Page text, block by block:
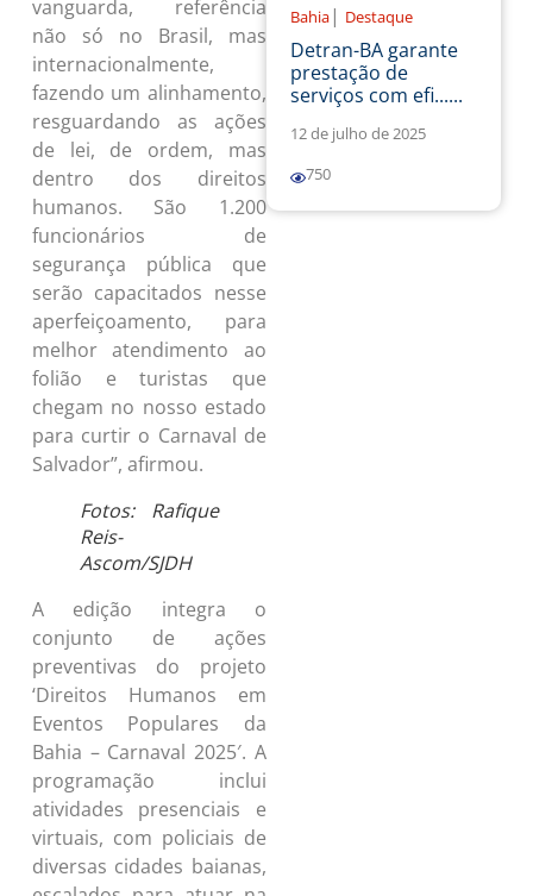
vanguarda, referência
não só no Brasil, mas
internacionalmente,
fazendo um alinhamento,
resguardando as ações
de lei, de ordem, mas
dentro dos direitos
humanos. São 1.200
funcionários de
segurança pública que
serão capacitados nesse
aperfeiçoamento, para
melhor atendimento ao
folião e turistas que
chegam no nosso estado
para curtir o Carnaval de
Salvador”, afirmou.
Fotos: Rafique
Reis-
Ascom/SJDH
A edição integra o
conjunto de ações
preventivas do projeto
‘Direitos Humanos em
Eventos Populares da
Bahia – Carnaval 2025′. A
programação inclui
atividades presenciais e
virtuais, com policiais de
diversas cidades baianas,
Bahia | Destaque
Detran-BA garante
prestação de
serviços com efi......
12 de julho de 2025
750